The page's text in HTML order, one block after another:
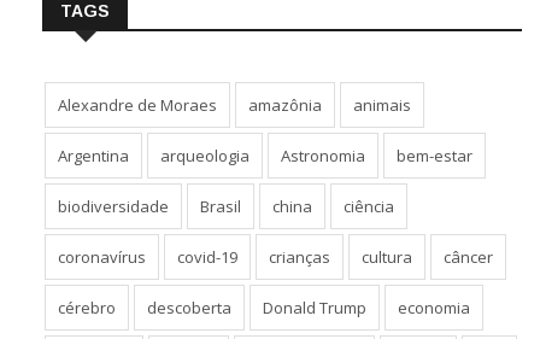
TAGS
Alexandre de Moraes amazônia animais
Argentina arqueologia Astronomia bem-estar
biodiversidade Brasil china ciência
coronavírus covid-19 crianças cultura câncer
cérebro descoberta Donald Trump economia